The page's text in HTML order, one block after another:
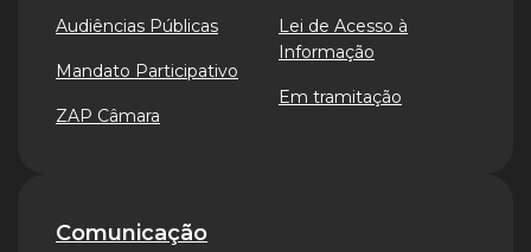
Audiências Públicas
Mandato Participativo
ZAP Câmara
Lei de Acesso à
Informação
Em tramitação
Comunicação